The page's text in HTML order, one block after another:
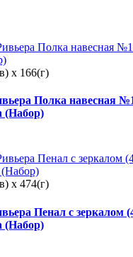
x 166(г)
Полка навесная
(Набор)
x 474(г)
Пенал с зеркалом
(Набор)